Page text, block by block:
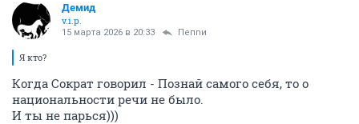
Демид
v.i.p.
15 марта 2026 в 20:33 Пепnи
Я кто?
Когда Сократ говорил - Познай самого себя, то о
национальности речи не было.
И ты не парься)))